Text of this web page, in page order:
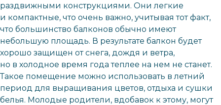
раздвижными конструкциями. Они легкие
и компактные, что очень важно, учитывая тот факт,
что большинство балконов обычно имеют
небольшую площадь. В результате балкон будет
хорошо защищен от снега, дождя и ветра,
но в холодное время года теплее на нем не станет.
Такое помещение можно использовать в летний
период для выращивания цветов, отдыха и сушки
белья. Молодые родители, вдобавок к этому, могут